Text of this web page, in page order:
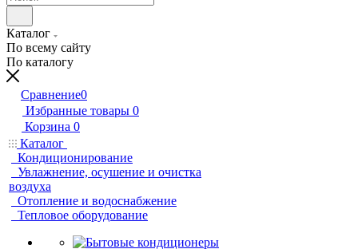
Каталог
По всему сайту
По каталогу
Сравнение0
Избранные товары 0
Корзина 0
Каталог
Кондиционирование
Увлажнение, осушение и очистка
воздуха
Отопление и водоснабжение
Тепловое оборудование